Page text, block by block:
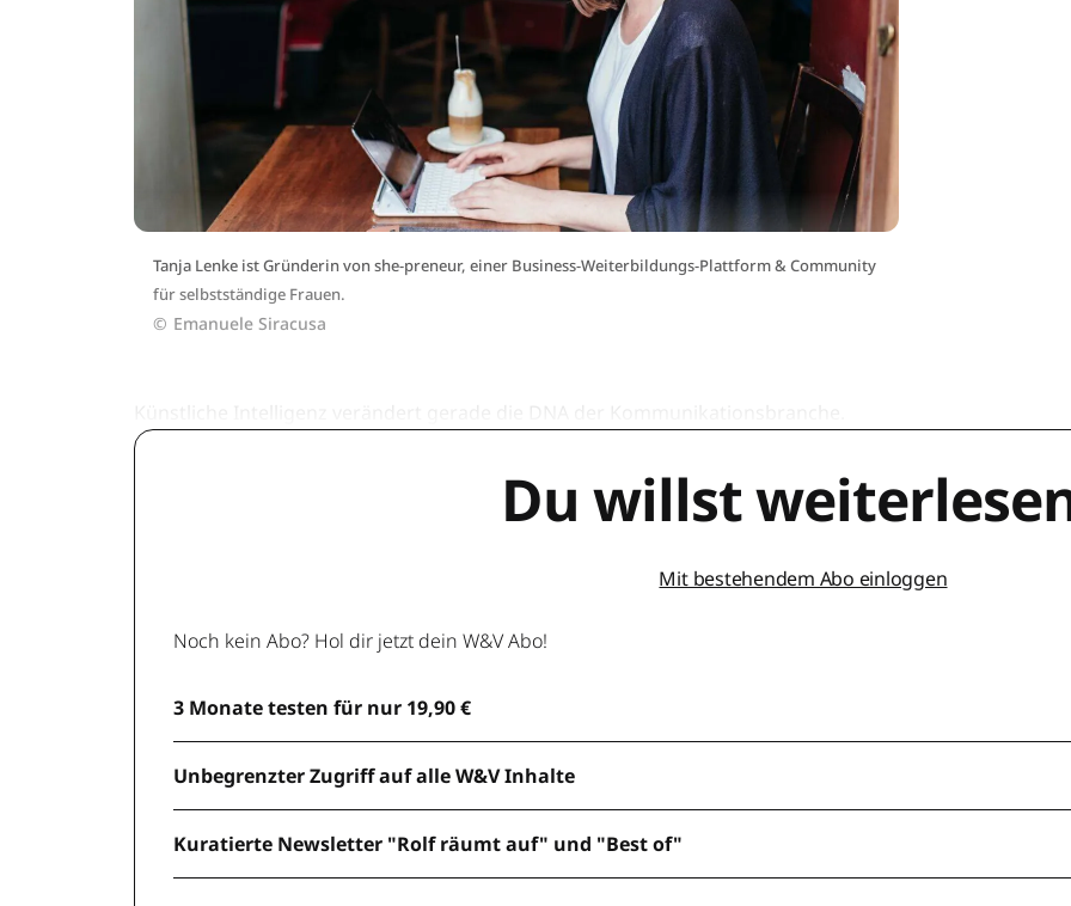
Tanja Lenke ist Gründerin von she-preneur, einer Business-Weiterbildungs-Plattform & Community
für selbstständige Frauen.
© Emanuele Siracusa
Du willst
Mit bestehendem Abo einloggen
Noch kein Abo? Hol dir jetzt dein W&V Abo!
3 Monate testen für nur 19,90 €
Unbegrenzter Zugriff auf alle W&V Inhalte
Kuratierte Newsletter "Rolf räumt auf" und "Best of"